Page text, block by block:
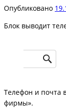
Опубликовано
Блок выводит
Телефон и почта
фирмы».